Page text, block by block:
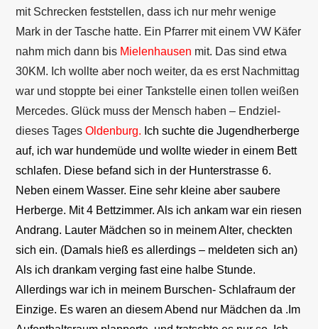
mit Schrecken feststellen, dass ich nur mehr wenige
Mark in der Tasche hatte. Ein Pfarrer mit einem VW Käfer
nahm mich dann bis Mielenhausen mit. Das sind etwa
30KM. Ich wollte aber noch weiter, da es erst Nachmittag
war und stoppte bei einer Tankstelle einen tollen weißen
Mercedes. Glück muss der Mensch haben – Endziel-
dieses Tages Oldenburg. Ich suchte die Jugendherberge
auf, ich war hundemüde und wollte wieder in einem Bett
schlafen. Diese befand sich in der Hunterstrasse 6.
Neben einem Wasser. Eine sehr kleine aber saubere
Herberge. Mit 4 Bettzimmer. Als ich ankam war ein riesen
Andrang. Lauter Mädchen so in meinem Alter, checkten
sich ein. (Damals hieß es allerdings – meldeten sich an)
Als ich drankam verging fast eine halbe Stunde.
Allerdings war ich in meinem Burschen- Schlafraum der
Einzige. Es waren an diesem Abend nur Mädchen da .Im